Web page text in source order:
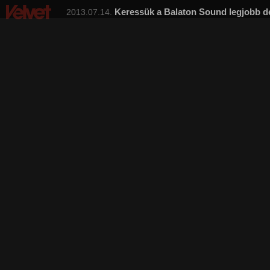
Keressük a Balaton Sound legjobb
2013.07.14.